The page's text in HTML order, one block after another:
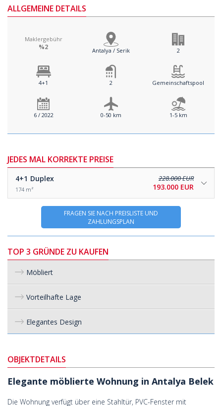
ALLGEMEINE DETAILS
Maklergebühr
%2 Antalya / Serik 2
4+1 2 Gemeinschaftspool
6 / 2022 0-50 km 1-5 km
JEDES MAL KORREKTE PREISE
4+1 Duplex
174 m²
228.000 EUR
193.000 EUR
FRAGEN SIE NACH PREISLISTE UND
ZAHLUNGSPLAN
TOP 3 GRÜNDE ZU KAUFEN
Möbliert
Vorteilhafte Lage
Elegantes Design
OBJEKTDETAILS
Elegante möblierte Wohnung in Antalya Belek
Die Wohnung verfügt über eine Stahltür, PVC-Fenster mit